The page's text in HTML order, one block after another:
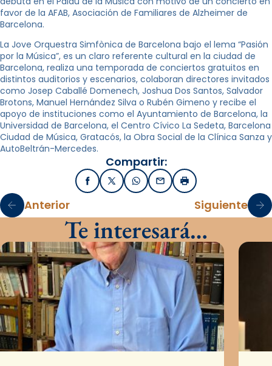
favor de la AFAB, Asociación de Familiares de Alzheimer de
Barcelona.
La Jove Orquestra Simfònica de Barcelona bajo el lema “Pasión
por la Música”, es un claro referente cultural en la ciudad de
Barcelona, realiza una temporada de conciertos gratuitos en
distintos auditorios y escenarios, colaboran directores invitados
como Josep Caballé Domenech, Joshua Dos Santos, Salvador
Brotons, Manuel Hernández Silva o Rubén Gimeno y recibe el
apoyo de instituciones como el Ayuntamiento de Barcelona, la
Universidad de Barcelona, el Centro Cívico La Sedeta, Barcelona
Ciudad de Música, Gratacós, la Obra Social de la Clínica Sanza y
AutoBeltrán-Mercedes.
Compartir:
FacebookX / TwitterWhatsApp
EmailImprimir
Anterior Siguiente
Te interesará…